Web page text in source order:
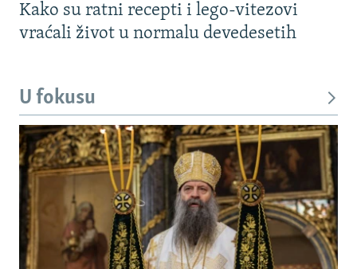
Kako su ratni recepti i lego-vitezovi
vraćali život u normalu devedesetih
U fokusu